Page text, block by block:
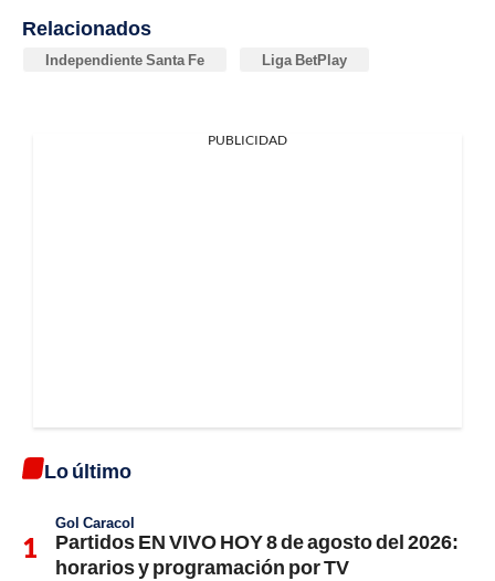
Relacionados
Independiente Santa Fe Liga BetPlay
PUBLICIDAD
Lo último
Gol Caracol
Partidos EN VIVO HOY 8 de agosto del 2026:
horarios y programación por TV